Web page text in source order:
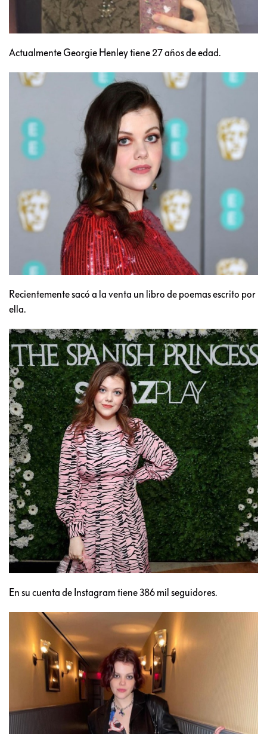
Actualmente Georgie Henley tiene 27 años de edad.
Recientemente sacó a la venta un libro de poemas escrito por
ella.
En su cuenta de Instagram tiene 386 mil seguidores.